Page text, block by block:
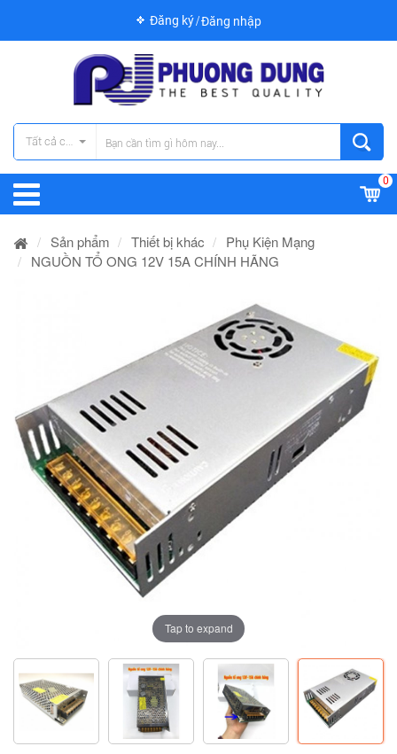
Đăng ký Đăng nhập
Tất cả các danh mục
0
Sản phẩm Thiết bị khác
Phụ Kiện Mạng
NGUỒN TỔ ONG 12V 15A CHÍNH HÃNG
Tap to expand
Tap to expand
Tap to expand
Tap to expand